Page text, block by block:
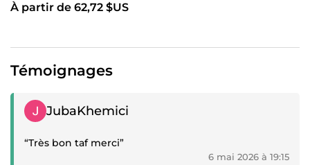
À partir de 62,72 $US
Témoignages
Témoignage positif
JubaKhemici
“Très bon taf merci”
6 mai 2026 à 19:15